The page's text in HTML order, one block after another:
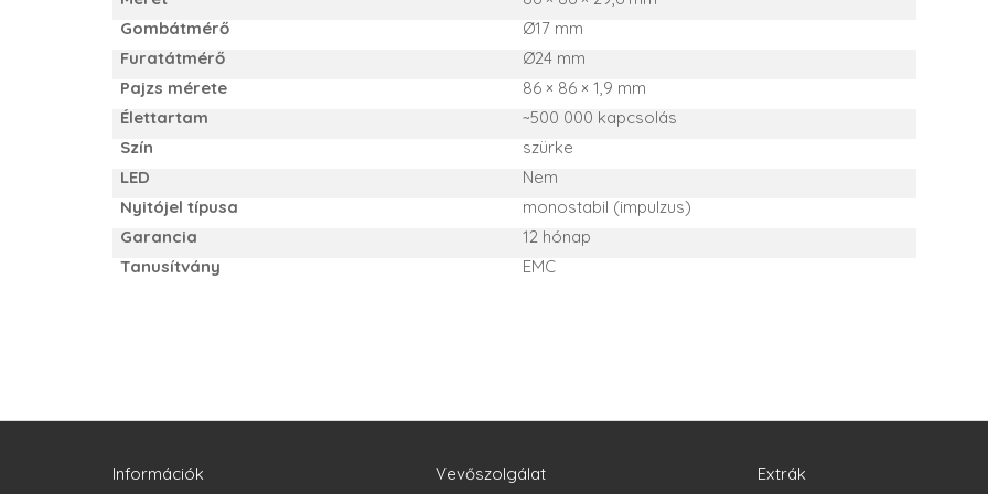
Gombátmérő
Ø17 mm
Furatátmérő
Ø24 mm
Pajzs mérete
86 × 86 × 1,9 mm
Élettartam
~500 000 kapcsolás
Szín
szürke
LED
Nem
Nyitójel típusa
monostabil (impulzus)
Garancia
12 hónap
Tanusítvány
EMC
Információk Vevőszolgálat Extrák